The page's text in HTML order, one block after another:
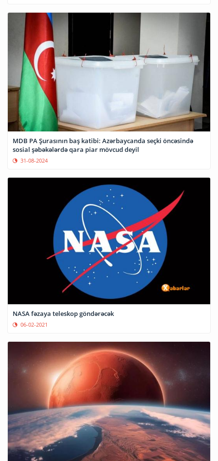
MDB PA Şurasının baş katibi: Azərbaycanda seçki öncəsində
sosial şəbəkələrdə qara piar mövcud deyil
31-08-2024
NASA fəzaya teleskop göndərəcək
06-02-2021